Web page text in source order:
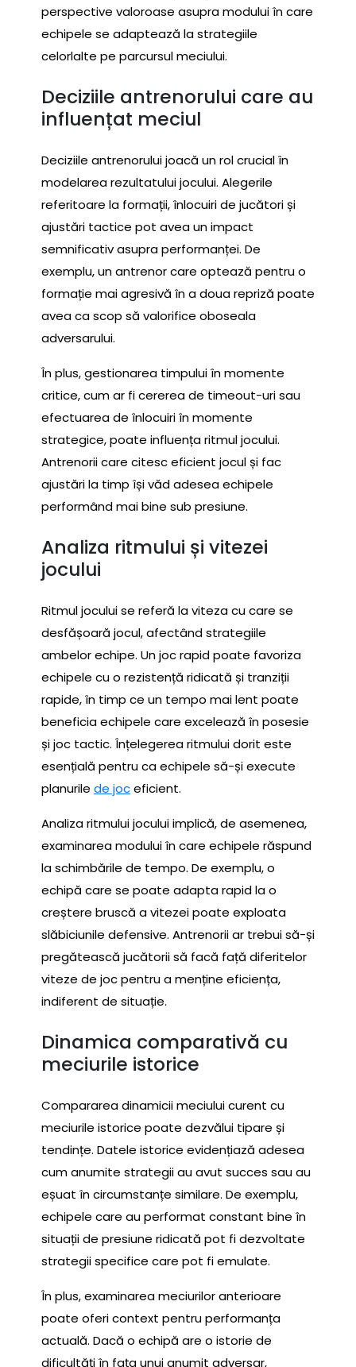
perspective valoroase asupra modului în care
echipele se adaptează la strategiile
celorlalte pe parcursul meciului.
Deciziile antrenorului care au
influențat meciul
Deciziile antrenorului joacă un rol crucial în
modelarea rezultatului jocului. Alegerile
referitoare la formații, înlocuiri de jucători și
ajustări tactice pot avea un impact
semnificativ asupra performanței. De
exemplu, un antrenor care optează pentru o
formație mai agresivă în a doua repriză poate
avea ca scop să valorifice oboseala
adversarului.
În plus, gestionarea timpului în momente
critice, cum ar fi cererea de timeout-uri sau
efectuarea de înlocuiri în momente
strategice, poate influența ritmul jocului.
Antrenorii care citesc eficient jocul și fac
ajustări la timp își văd adesea echipele
performând mai bine sub presiune.
Analiza ritmului și vitezei
jocului
Ritmul jocului se referă la viteza cu care se
desfășoară jocul, afectând strategiile
ambelor echipe. Un joc rapid poate favoriza
echipele cu o rezistență ridicată și tranziții
rapide, în timp ce un tempo mai lent poate
beneficia echipele care excelează în posesie
și joc tactic. Înțelegerea ritmului dorit este
esențială pentru ca echipele să-și execute
planurile de joceficient.
Analiza ritmului jocului implică, de asemenea,
examinarea modului în care echipele răspund
la schimbările de tempo. De exemplu, o
echipă care se poate adapta rapid la o
creștere bruscă a vitezei poate exploata
slăbiciunile defensive. Antrenorii ar trebui să-și
pregătească jucătorii să facă față diferitelor
viteze de joc pentru a menține eficiența,
indiferent de situație.
Dinamica comparativă cu
meciurile istorice
Compararea dinamicii meciului curent cu
meciurile istorice poate dezvălui tipare și
tendințe. Datele istorice evidențiază adesea
cum anumite strategii au avut succes sau au
eșuat în circumstanțe similare. De exemplu,
echipele care au performat constant bine în
situații de presiune ridicată pot fi dezvoltate
strategii specifice care pot fi emulate.
În plus, examinarea meciurilor anterioare
poate oferi context pentru performanța
actuală. Dacă o echipă are o istorie de
dificultăți în fața unui anumit adversar,